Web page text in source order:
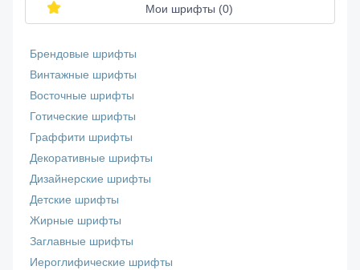
Мои шрифты (0)
Брендовые шрифты
Винтажные шрифты
Восточные шрифты
Готические шрифты
Граффити шрифты
Декоративные шрифты
Дизайнерские шрифты
Детские шрифты
Жирные шрифты
Заглавные шрифты
Иероглифические шрифты